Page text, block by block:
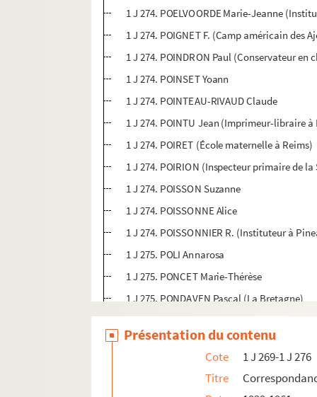
1 J 274. POELVOORDE Marie-Jeanne
1 J 274. POIGNET F. (Camp américain des
1 J 274. POINDRON Paul (Conservateur
1 J 274. POINSET Yoann
1 J 274. POINTEAU-RIVAUD Claude
1 J 274. POINTU Jean (Imprimeur-libraire à
1 J 274. POIRET (École maternelle à Reims)
1 J 274. POIRION (Inspecteur primaire de la
1 J 274. POISSON Suzanne
1 J 274. POISSONNE Alice
1 J 274. POISSONNIER R. (Instituteur à
1 J 275. POLI Annarosa
1 J 275. PONCET Marie-Thérèse
1 J 275. PONDAVEN Pascal (La Bretagne)
1 J 275. PONS Jean (Inspecteur général de
1 J 275. PONTOISEAU Michel
Présentation du contenu
Cote
1 J 269-1 J 276
Titre